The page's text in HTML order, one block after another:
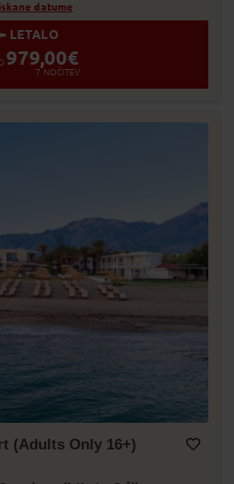
datume
LETALO
979,00€
7 NOČITEV
(Adults Only 16+)